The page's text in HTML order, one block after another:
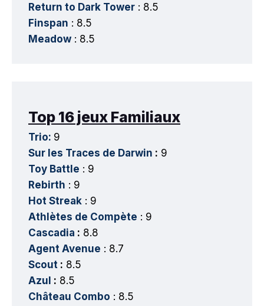
Return to Dark Tower : 8.5
Finspan : 8.5
Meadow : 8.5
Top 16 jeux Familiaux
Trio: 9
Sur les Traces de Darwin : 9
Toy Battle : 9
Rebirth : 9
Hot Streak : 9
Athlètes de Compète : 9
Cascadia : 8.8
Agent Avenue : 8.7
Scout : 8.5
Azul : 8.5
Château Combo : 8.5